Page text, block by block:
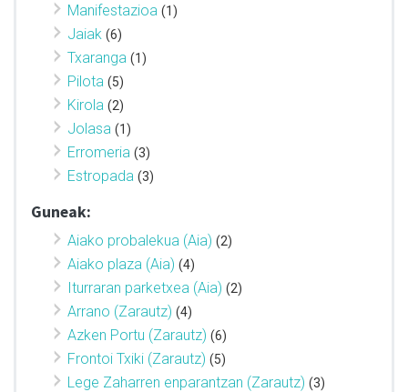
Manifestazioa (1)
Jaiak (6)
Txaranga (1)
Pilota (5)
Kirola (2)
Jolasa (1)
Erromeria (3)
Estropada (3)
Guneak:
Aiako probalekua (Aia) (2)
Aiako plaza (Aia) (4)
Iturraran parketxea (Aia) (2)
Arrano (Zarautz) (4)
Azken Portu (Zarautz) (6)
Frontoi Txiki (Zarautz) (5)
Lege Zaharren enparantzan (Zarautz) (3)